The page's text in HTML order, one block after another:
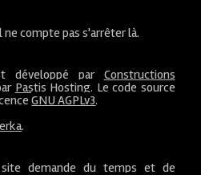
ne compte pas s'arrêter là.
développé par Constructions
Pastis Hosting. Le code source
GNU AGPLv3.
.
demande du temps et de